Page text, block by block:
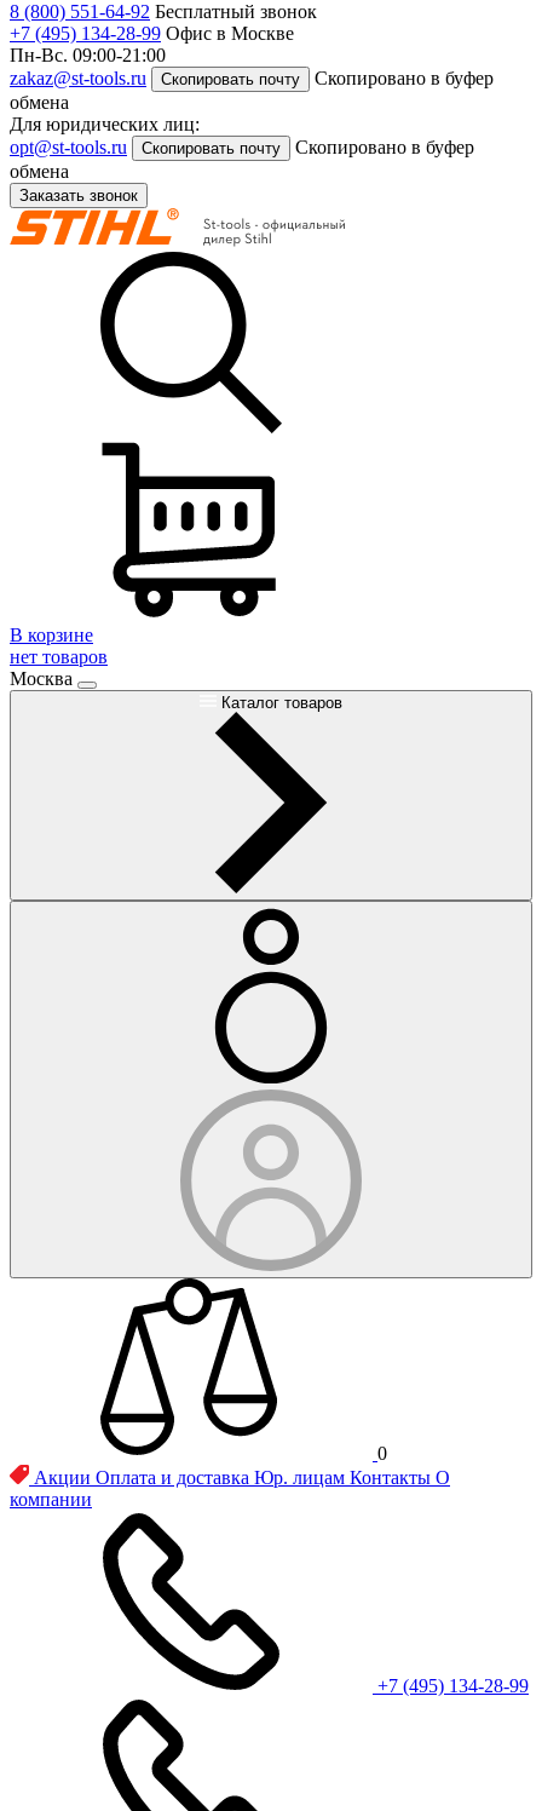
8 (800) 551-64-92 Бесплатный звонок
+7 (495) 134-28-99 Офис в Москве
Пн-Вс. 09:00-21:00
zakaz@st-tools.ru
Скопировать почту
Скопировано в буфер
обмена
Для юридических лиц:
opt@st-tools.ru
Скопировать почту
Скопировано в буфер
обмена
Заказать звонок
В корзине
нет товаров
Москва
Каталог товаров
0
Акции Оплата и доставка Юр. лицам Контакты О
компании
+7 (495) 134-28-99